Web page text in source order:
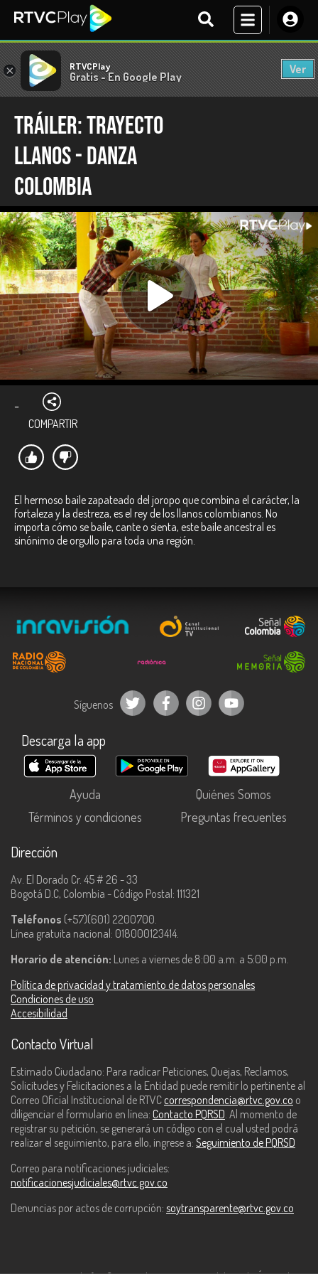
× RTVCPlay
Gratis - En Google Play
Ver
Tráiler: Trayecto
Llanos - Danza
Colombia
-
COMPARTIR
El hermoso baile zapateado del joropo que combina el carácter, la
fortaleza y la destreza, es el rey de los llanos colombianos. No
importa cómo se baile, cante o sienta, este baile ancestral es
sinónimo de orgullo para toda una región.
Síguenos
Descarga la app
Ayuda
Quiénes Somos
Términos y condiciones
Preguntas frecuentes
Dirección
Av. El Dorado Cr. 45 # 26 - 33
Bogotá D.C, Colombia - Código Postal: 111321
Teléfonos (+57)(601) 2200700.
Línea gratuita nacional: 018000123414.
Horario de atención: Lunes a viernes de 8:00 a.m. a 5:00 p.m.
Política de privacidad y tratamiento de datos personales
Condiciones de uso
Accesibilidad
Contacto Virtual
Estimado Ciudadano: Para radicar Peticiones, Quejas, Reclamos,
Solicitudes y Felicitaciones a la Entidad puede remitir lo pertinente al
Correo Oficial Institucional de RTVC correspondencia@rtvc.gov.co o
diligenciar el formulario en línea: Contacto PQRSD. Al momento de
registrar su petición, se generará un código con el cual usted podrá
realizar el seguimiento, para ello, ingrese a: Seguimiento de PQRSD
Correo para notificaciones judiciales:
notificacionesjudiciales@rtvc.gov.co
Denuncias por actos de corrupción: soytransparente@rtvc.gov.co